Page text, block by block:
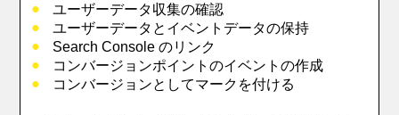
ユーザーデータ収集の確認
ユーザーデータとイベントデータの保持
Search Console のリンク
コンバージョンポイントのイベントの作成
コンバージョンとしてマークを付ける